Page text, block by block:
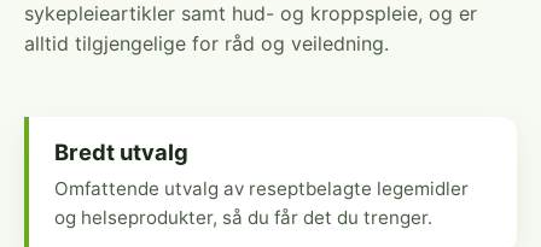
sykepleieartikler samt hud- og kroppspleie, og er
alltid tilgjengelige for råd og veiledning.
Bredt utvalg
Omfattende utvalg av reseptbelagte legemidler
og helseprodukter, så du får det du trenger.